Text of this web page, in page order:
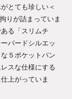
とても珍しい＜
りが詰まっていま
る「スリムチ
パードシルエッ
５ポケットパン
スな仕様にする
上がっていま